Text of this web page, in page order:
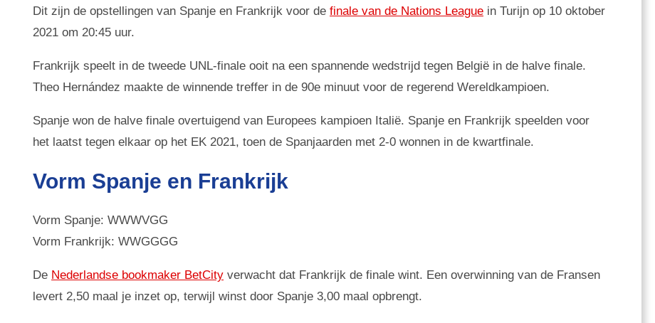
Dit zijn de opstellingen van Spanje en Frankrijk voor definale van de Nations League in Turijn op 10 oktober
2021 om 20:45 uur.
Frankrijk speelt in de tweede UNL-finale ooit na een spannende wedstrijd tegen België in de halve finale.
Theo Hernández maakte de winnende treffer in de 90e minuut voor de regerend Wereldkampioen.
Spanje won de halve finale overtuigend van Europees kampioen Italië. Spanje en Frankrijk speelden voor
het laatst tegen elkaar op het EK 2021, toen de Spanjaarden met 2-0 wonnen in de kwartfinale.
Vorm Spanje en Frankrijk
Vorm Spanje: WWWVGG
Vorm Frankrijk: WWGGGG
De Nederlandse bookmaker BetCity verwacht dat Frankrijk de finale wint. Een overwinning van de Fransen
levert 2,50 maal je inzet op, terwijl winst door Spanje 3,00 maal opbrengt.